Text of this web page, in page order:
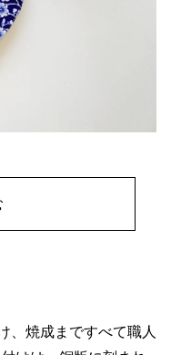
、焼成まですべて職人